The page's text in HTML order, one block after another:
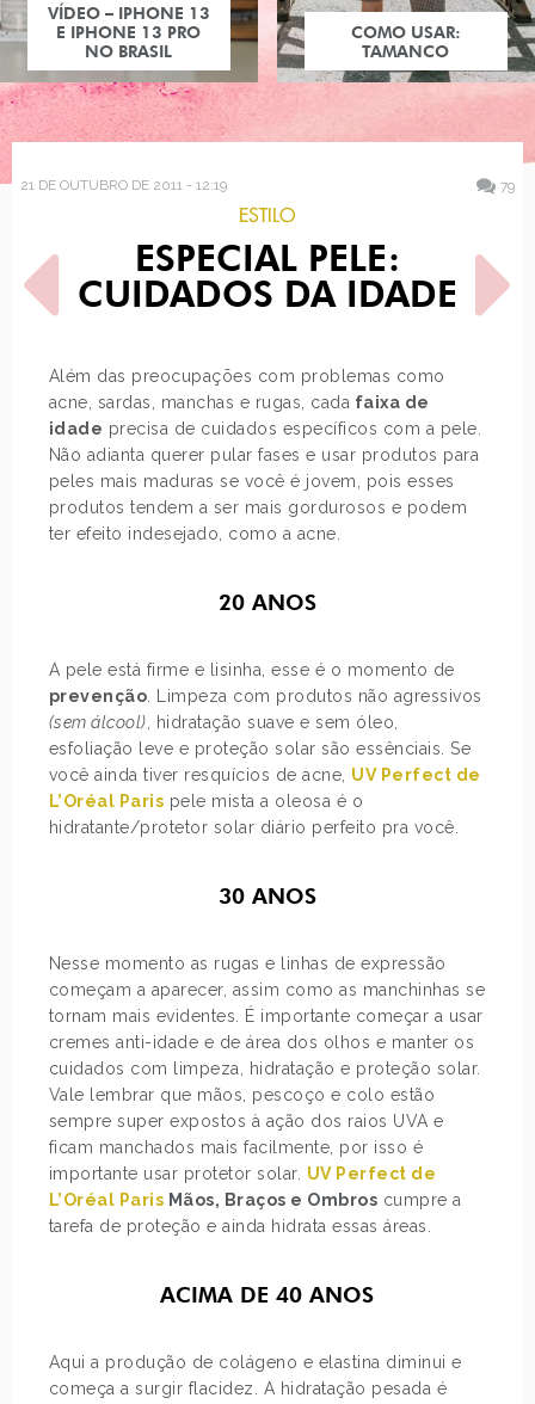
COMO USAR:
TAMANCO
COMO USAR:
BLUSA UM OMBRO
SÓ
21 DE OUTUBRO DE 2011 - 12:19 79
ESTILO
ESPECIAL PELE:
CUIDADOS DA IDADE
Além das preocupações com problemas como
acne, sardas, manchas e rugas, cada faixa de
idade precisa de cuidados específicos com a pele.
Não adianta querer pular fases e usar produtos para
peles mais maduras se você é jovem, pois esses
produtos tendem a ser mais gordurosos e podem
ter efeito indesejado, como a acne.
20 ANOS
A pele está firme e lisinha, esse é o momento de
prevenção . Limpeza com produtos não agressivos
(sem álcool) , hidratação suave e sem óleo,
esfoliação leve e proteção solar são essênciais. Se
você ainda tiver resquícios de acne, UV Perfect de
L’Oréal Paris pele mista a oleosa é o
hidratante/protetor solar diário perfeito pra você.
30 ANOS
Nesse momento as rugas e linhas de expressão
começam a aparecer, assim como as manchinhas se
tornam mais evidentes. É importante começar a usar
cremes anti-idade e de área dos olhos e manter os
cuidados com limpeza, hidratação e proteção solar.
Vale lembrar que mãos, pescoço e colo estão
sempre super expostos à ação dos raios UVA e
ficam manchados mais facilmente, por isso é
importante usar protetor solar. UV Perfect de
L’Oréal Paris Mãos, Braços e Ombros cumpre a
tarefa de proteção e ainda hidrata essas áreas.
ACIMA DE 40 ANOS
Aqui a produção de colágeno e elastina diminui e
começa a surgir flacidez. A hidratação pesada é
POST ANTERIOR
PRINCESAS DISNEY
REALISTAS
PRÓXIMO POST
TOP LEITORAS DE
SETEMBRO